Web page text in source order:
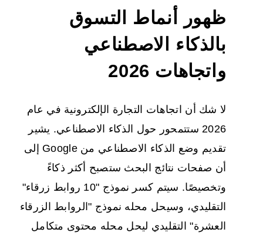
ظهور أنماط التسوق
بالذكاء الاصطناعي
واتجاهات 2026
لا شك أن اتجاهات التجارة الإلكترونية في عام
2026 ستتمحور حول الذكاء الاصطناعي. يشير
تقديم وضع الذكاء الاصطناعي من Google إلى
أن صفحات نتائج البحث ستصبح أكثر ذكاءً
وتخصيصًا. سيتم كسر نموذج "10 روابط زرقاء"
التقليدي، وسيحل محله نموذج "الروابط الزرقاء
العشرة" التقليدي ليحل محله محتوى متكامل